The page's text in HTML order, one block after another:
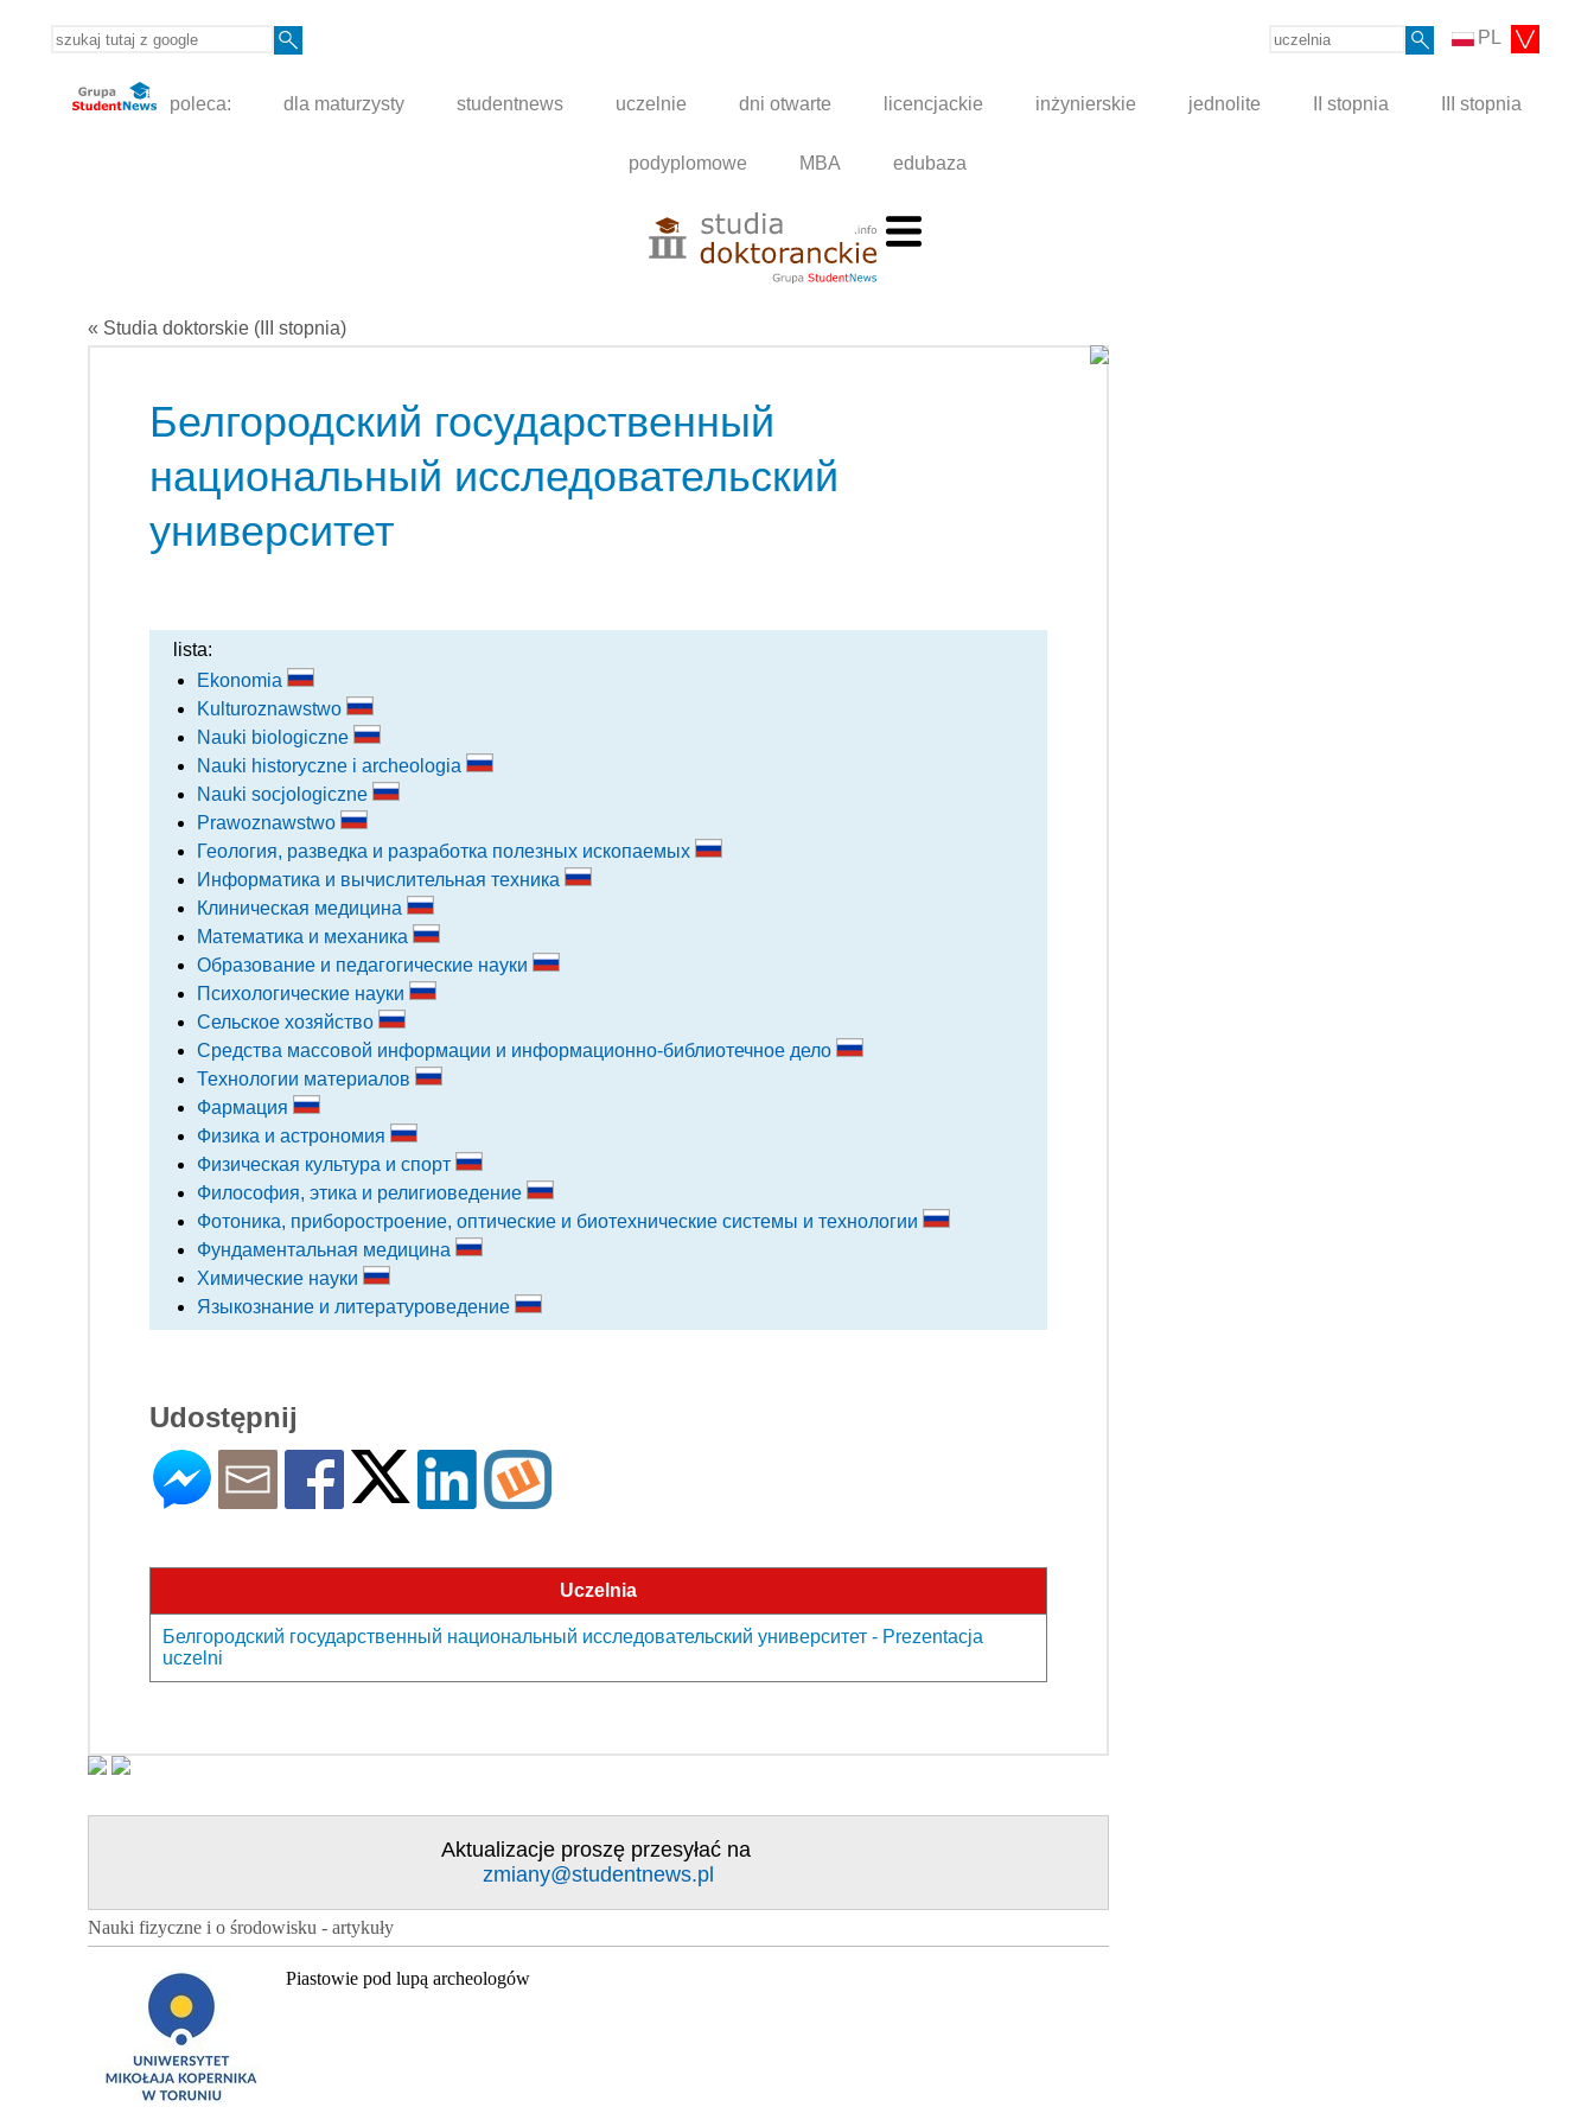
PL
poleca: dla maturzysty studentnews uczelnie dni otwarte licencjackie inżynierskie jednolite II stopnia III stopnia
podyplomowe MBA edubaza
« Studia doktorskie (III stopnia)
Белгородский государственный
национальный исследовательский
университет
lista:
Ekonomia
Kulturoznawstwo
Nauki biologiczne
Nauki historyczne i archeologia
Nauki socjologiczne
Prawoznawstwo
Геология, разведка и разработка полезных ископаемых
Информатика и вычислительная техника
Клиническая медицина
Математика и механика
Образование и педагогические науки
Психологические науки
Сельское хозяйство
Средства массовой информации и информационно-библиотечное дело
Технологии материалов
Фармация
Физика и астрономия
Физическая культура и спорт
Философия, этика и религиоведение
Фотоника, приборостроение, оптические и биотехнические системы и технологии
Фундаментальная медицина
Химические науки
Языкознание и литературоведение
Udostępnij
Uczelnia
Белгородский государственный национальный исследовательский университет - Prezentacja
uczelni
Aktualizacje proszę przesyłać na
zmiany@studentnews.pl
Nauki fizyczne i o środowisku - artykuły
Piastowie pod lupą archeologów